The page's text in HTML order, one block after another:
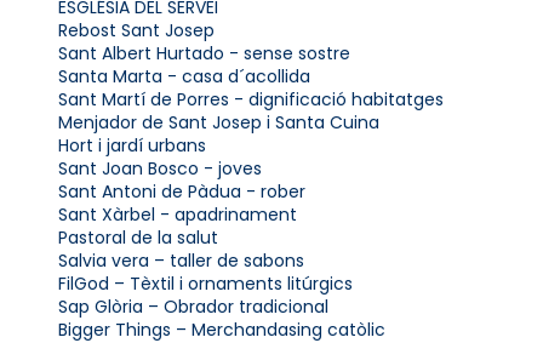
ESGLÉSIA DEL SERVEI
Rebost Sant Josep
Sant Albert Hurtado - sense sostre
Santa Marta - casa d´acollida
Sant Martí de Porres - dignificació habitatges
Menjador de Sant Josep i Santa Cuina
Hort i jardí urbans
Sant Joan Bosco - joves
Sant Antoni de Pàdua - rober
Sant Xàrbel - apadrinament
Pastoral de la salut
Salvia vera – taller de sabons
FilGod – Tèxtil i ornaments litúrgics
Sap Glòria – Obrador tradicional
Bigger Things – Merchandasing catòlic